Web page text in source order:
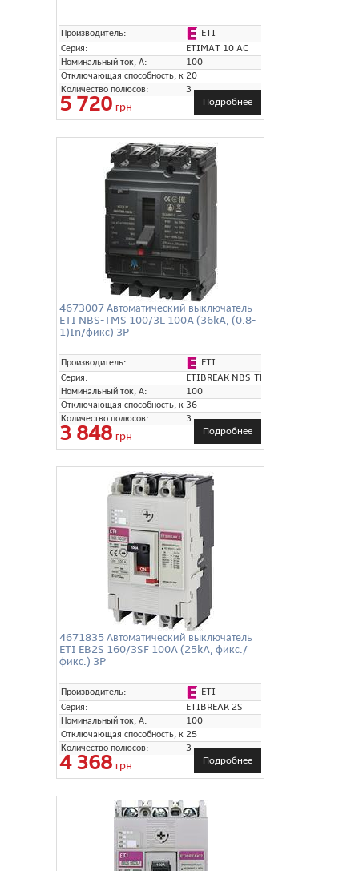
Производитель:
ETI
Серия:
ETIMAT 10 AC
Номинальный ток, А:
100
Отключающая способность, кА:20
Количество полюсов:
3
5 720 грн Подробнее
4673007 Автоматический выключатель
ETI NBS-TMS 100/3L 100A (36kA, (0.8-
1)In/фикс) 3P
Производитель:
ETI
Серия:
ETIBREAK NBS-TMS
Номинальный ток, А:
100
Отключающая способность, кА:36
Количество полюсов:
3
3 848 грн Подробнее
4671835 Автоматический выключатель
ETI EB2S 160/3SF 100A (25kA, фикс./
фикс.) 3P
Производитель:
ETI
Серия:
ETIBREAK 2S
Номинальный ток, А:
100
Отключающая способность, кА:25
Количество полюсов:
3
4 368 грн Подробнее